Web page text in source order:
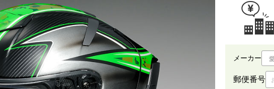
メーカー
郵便番号